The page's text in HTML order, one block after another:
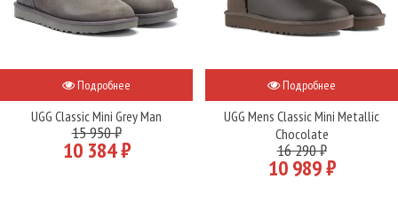
Подробнее
UGG Classic Mini Grey Man
15 950 ₽
10 384 ₽
Подробнее
UGG Mens Classic Mini Metallic
Chocolate
16 290 ₽
10 989 ₽